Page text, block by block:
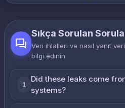
Sıkça Sorulan
Veri ihlalleri ve nasıl yanıt
bilgi edinin
1
Did these leaks come
systems?